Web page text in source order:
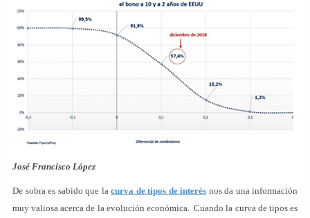
José Francisco López
De sobra es sabido que la curva de tipos de interés nos da una información
muy valiosa acerca de la evolución económica. Cuando la curva de tipos es